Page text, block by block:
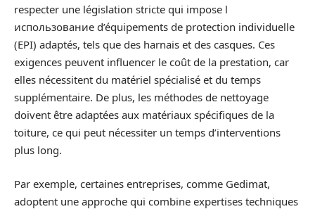
respecter une législation stricte qui impose l
использование d’équipements de protection individuelle
(EPI) adaptés, tels que des harnais et des casques. Ces
exigences peuvent influencer le coût de la prestation, car
elles nécessitent du matériel spécialisé et du temps
supplémentaire. De plus, les méthodes de nettoyage
doivent être adaptées aux matériaux spécifiques de la
toiture, ce qui peut nécessiter un temps d’interventions
plus long.
Par exemple, certaines entreprises, comme Gedimat,
adoptent une approche qui combine expertises techniques